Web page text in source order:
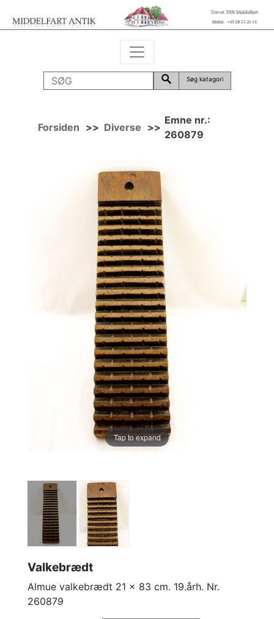
Søg katagori
Forsiden >> Diverse >>
Emne nr.:
260879
Tap to expand
Valkebrædt
Almue valkebrædt 21 x 83 cm. 19.årh. Nr.
260879